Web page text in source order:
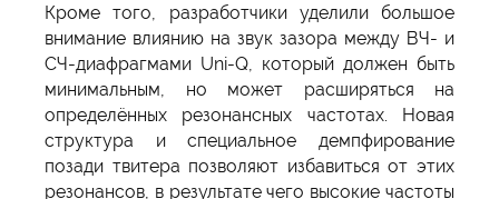
Кроме того, разработчики уделили большое
внимание влиянию на звук зазора между ВЧ- и
СЧ-диафрагмами Uni-Q, который должен быть
минимальным, но может расширяться на
определённых резонансных частотах. Новая
структура и специальное демпфирование
позади твитера позволяют избавиться от этих
резонансов, в результате чего высокие частоты